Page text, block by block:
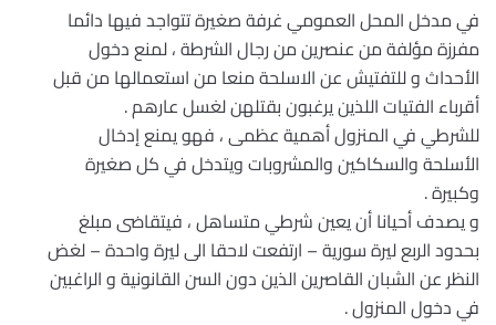
في مدخل المحل العمومي غرفة صغيرة تتواجد فيها دائما
مفرزة مؤلفة من عنصرين من رجال الشرطة ، لمنع دخول
الأحداث و للتفتيش عن الاسلحة منعا من استعمالها من قبل
أقرباء الفتيات اللذين يرغبون بقتلهن لغسل عارهم .
للشرطي في المنزول أهمية عظمى ، فهو يمنع إدخال
الأسلحة والسكاكين والمشروبات ويتدخل في كل صغيرة
وكبيرة .
و يصدف أحيانا أن يعين شرطي متساهل ، فيتقاضى مبلغ
بحدود الربع ليرة سورية – ارتفعت لاحقا الى ليرة واحدة – لغض
النظر عن الشبان القاصرين الذين دون السن القانونية و الراغبين
في دخول المنزول .